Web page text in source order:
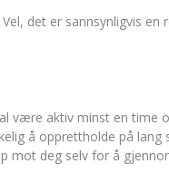
det er sannsynligvis en
være aktiv minst en time
å opprettholde på lang
mot deg selv for å